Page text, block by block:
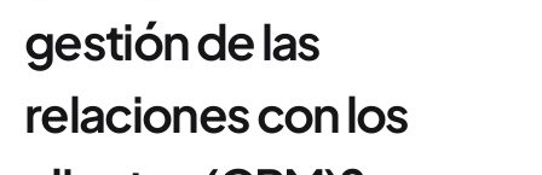
gestión de las
relaciones con los